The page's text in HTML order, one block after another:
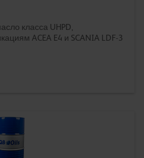
класса UHPD,
ACEA E4 и SCANIA LDF-3